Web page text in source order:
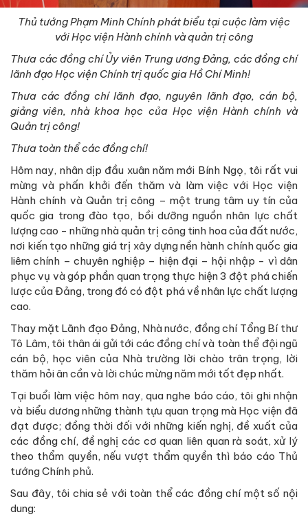
Thủ tướng Phạm Minh Chính phát biểu tại cuộc làm việc
với Học viện Hành chính và quản trị công
Thưa các đồng chí Ủy viên Trung ương Đảng, các đồng chí
lãnh đạo Học viện Chính trị quốc gia Hồ Chí Minh!
Thưa các đồng chí lãnh đạo, nguyên lãnh đạo, cán bộ,
giảng viên, nhà khoa học của Học viện Hành chính và
Quản trị công!
Thưa toàn thể các đồng chí!
Hôm nay, nhân dịp đầu xuân năm mới Bính Ngọ, tôi rất vui
mừng và phấn khởi đến thăm và làm việc với Học viện
Hành chính và Quản trị công – một trung tâm uy tín của
quốc gia trong đào tạo, bồi dưỡng nguồn nhân lực chất
lượng cao - những nhà quản trị công tinh hoa của đất nước,
nơi kiến tạo những giá trị xây dựng nền hành chính quốc gia
liêm chính – chuyên nghiệp – hiện đại – hội nhập - vì dân
phục vụ và góp phần quan trọng thực hiện 3 đột phá chiến
lược của Đảng, trong đó có đột phá về nhân lực chất lượng
cao.
Thay mặt Lãnh đạo Đảng, Nhà nước, đồng chí Tổng Bí thư
Tô Lâm, tôi thân ái gửi tới các đồng chí và toàn thể đội ngũ
cán bộ, học viên của Nhà trường lời chào trân trọng, lời
thăm hỏi ân cần và lời chúc mừng năm mới tốt đẹp nhất.
Tại buổi làm việc hôm nay, qua nghe báo cáo, tôi ghi nhận
và biểu dương những thành tựu quan trọng mà Học viện đã
đạt được; đồng thời đối với những kiến nghị, đề xuất của
các đồng chí, đề nghị các cơ quan liên quan rà soát, xử lý
theo thẩm quyền, nếu vượt thẩm quyền thì báo cáo Thủ
tướng Chính phủ.
Sau đây, tôi chia sẻ với toàn thể các đồng chí một số nội
dung: